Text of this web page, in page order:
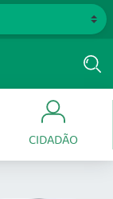
CIDADÃO